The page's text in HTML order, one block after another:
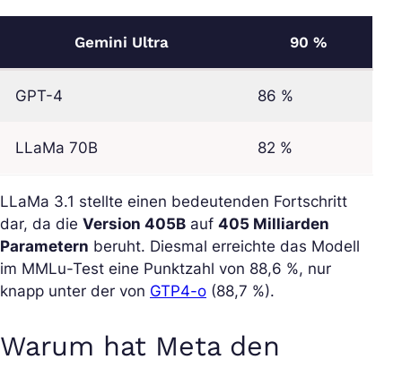
Gemini Ultra 90 %
GPT-4 86 %
LLaMa 70B 82 %
LLaMa 3.1 stellte einen bedeutenden Fortschritt
dar, da die Version 405B auf 405 Milliarden
Parametern beruht. Diesmal erreichte das Modell
im MMLu-Test eine Punktzahl von 88,6 %, nur
knapp unter der von GTP4-o (88,7 %).
Warum hat Meta den